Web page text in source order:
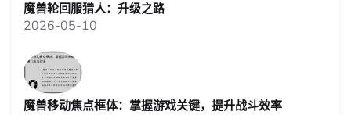
魔兽轮回服猎人：升级之路
2026-05-10
魔兽移动焦点框体：掌握游戏关键，提升战斗效率